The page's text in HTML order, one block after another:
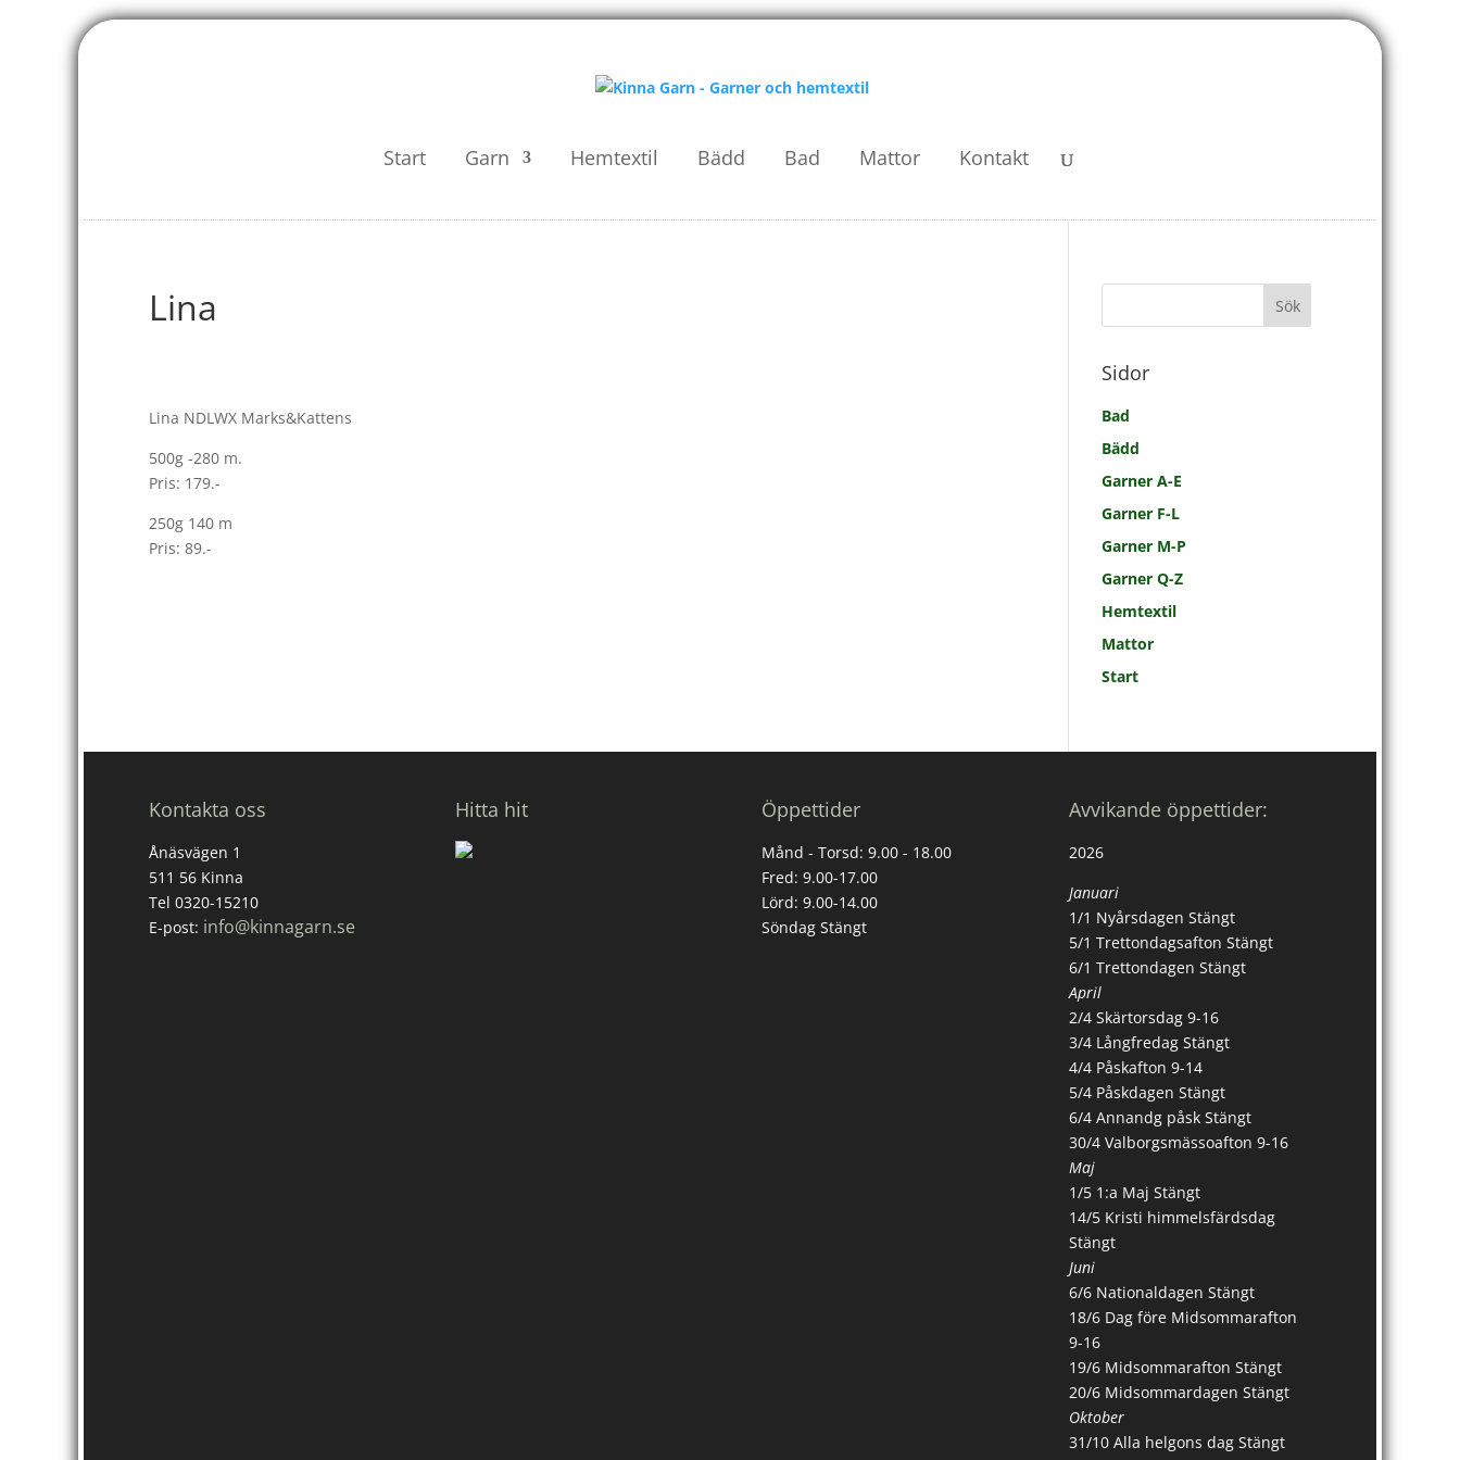
Start Garn Hemtextil Bädd Bad Mattor Kontakt
Lina
Lina NDLWX Marks&Kattens
500g -280 m.
Pris: 179.-
250g 140 m
Pris: 89.-
Sidor
Bad
Bädd
Garner A-E
Garner F-L
Garner M-P
Garner Q-Z
Hemtextil
Mattor
Start
Kontakta oss
Ånäsvägen 1
511 56 Kinna
Tel 0320-15210
E-post: info@kinnagarn.se
Hitta hit Öppettider
Månd - Torsd: 9.00 - 18.00
Fred: 9.00-17.00
Lörd: 9.00-14.00
Söndag Stängt
Avvikande öppettider:
2026
Januari
1/1 Nyårsdagen Stängt
5/1 Trettondagsafton Stängt
6/1 Trettondagen Stängt
April
2/4 Skärtorsdag 9-16
3/4 Långfredag Stängt
4/4 Påskafton 9-14
5/4 Påskdagen Stängt
6/4 Annandg påsk Stängt
30/4 Valborgsmässoafton 9-16
Maj
1/5 1:a Maj Stängt
14/5 Kristi himmelsfärdsdag
Stängt
Juni
6/6 Nationaldagen Stängt
18/6 Dag före Midsommarafton
9-16
19/6 Midsommarafton Stängt
20/6 Midsommardagen Stängt
Oktober
31/10 Alla helgons dag Stängt